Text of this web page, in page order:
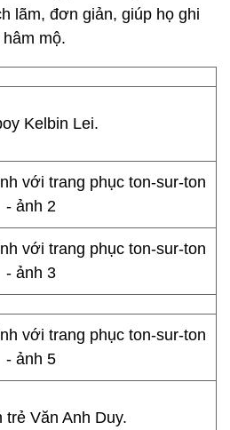
lãm, đơn giản, giúp họ ghi
mộ.
Kelbin Lei.
trẻ Văn Anh Duy.